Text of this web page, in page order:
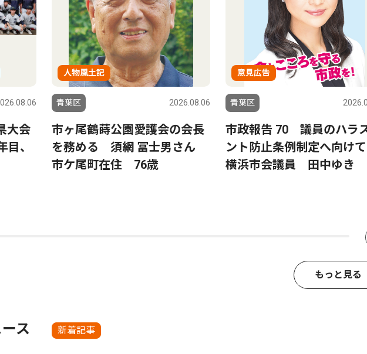
大会
、
人物風土記
青葉区 2026.08.06
市ヶ尾鶴蒔公園愛護会の会長
を務める 須網 冨士男さん
市ケ尾町在住 76歳
意見広告
青葉区
市政報告 70 議員のハラ
ント防止条例制定へ向け
横浜市会議員 田中ゆき
もっと見る
ス 新着記事